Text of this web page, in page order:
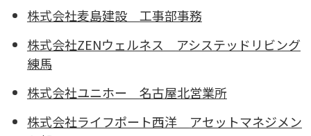
株式会社麦島建設 工事部事務
株式会社ZENウェルネス アシステッドリビング
練馬
株式会社ユニホー 名古屋北営業所
株式会社ライフポート西洋 アセットマネジメン